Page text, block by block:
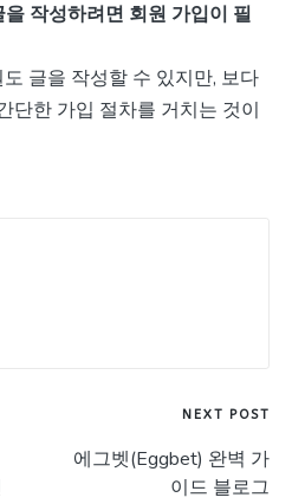
작성하려면 회원 가입이 필
글을 작성할 수 있지만, 보다
단한 가입 절차를 거치는 것이
NEXT POST
에그벳(Eggbet) 완벽 가
이드 블로그